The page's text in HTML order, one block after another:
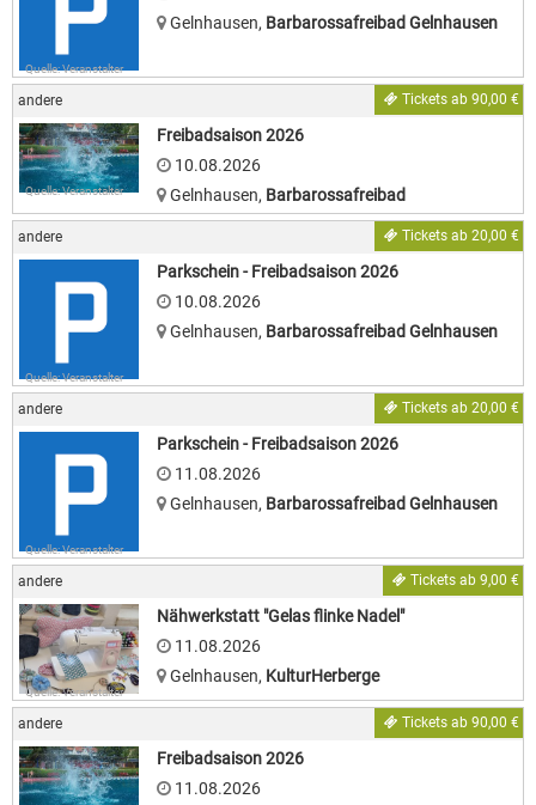
Quelle: Veranstalter
Gelnhausen, Barbarossafreibad Gelnhausen
andere Tickets ab 90,00 €
Quelle: Veranstalter
Freibadsaison 2026
10.08.2026
Gelnhausen, Barbarossafreibad
andere Tickets ab 20,00 €
Quelle: Veranstalter
Parkschein - Freibadsaison 2026
10.08.2026
Gelnhausen, Barbarossafreibad Gelnhausen
andere Tickets ab 20,00 €
Quelle: Veranstalter
Parkschein - Freibadsaison 2026
11.08.2026
Gelnhausen, Barbarossafreibad Gelnhausen
andere Tickets ab 9,00 €
Quelle: Veranstalter
Nähwerkstatt "Gelas flinke Nadel"
11.08.2026
Gelnhausen, KulturHerberge
andere Tickets ab 90,00 €
Freibadsaison 2026
11.08.2026